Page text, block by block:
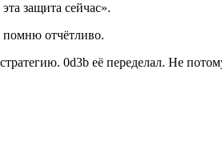
защита сейчас».
помню отчётливо.
0d3b её переделал. Не